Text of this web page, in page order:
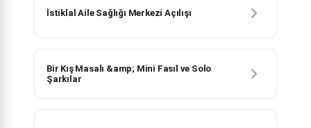
İstiklal Aile Sağlığı Merkezi Açılışı
Bir Kış Masalı &amp; Mini Fasıl ve Solo
Şarkılar